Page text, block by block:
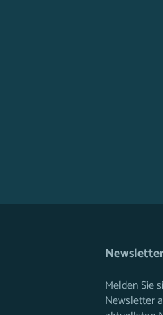
Newsletter
Melden Sie
Newsletter